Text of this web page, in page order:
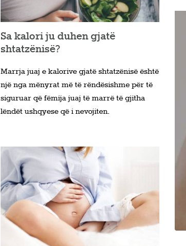
Sa kalori ju duhen gjatë
shtatzënisë?
Marrja juaj e kalorive gjatë shtatzënisë është
një nga mënyrat më të rëndësishme për të
siguruar që fëmija juaj të marrë të gjitha
lëndët ushqyese që i nevojiten.